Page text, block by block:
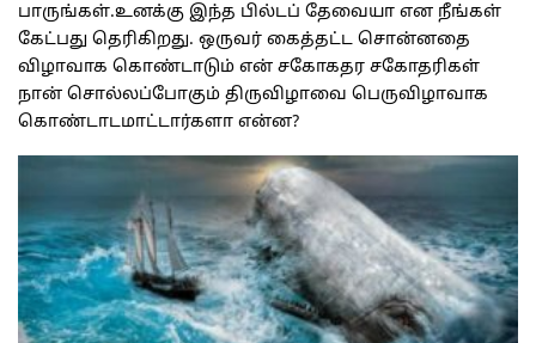
பாருங்கள்.உனக்கு இந்த பில்டப் தேவையா என நீங்கள்
கேட்பது தெரிகிறது. ஒருவர் கைத்தட்ட சொன்னதை
விழாவாக கொண்டாடும் என் சகோகதர சகோதரிகள்
நான் சொல்லப்போகும் திருவிழாவை பெருவிழாவாக
கொண்டாடமாட்டார்களா என்ன?